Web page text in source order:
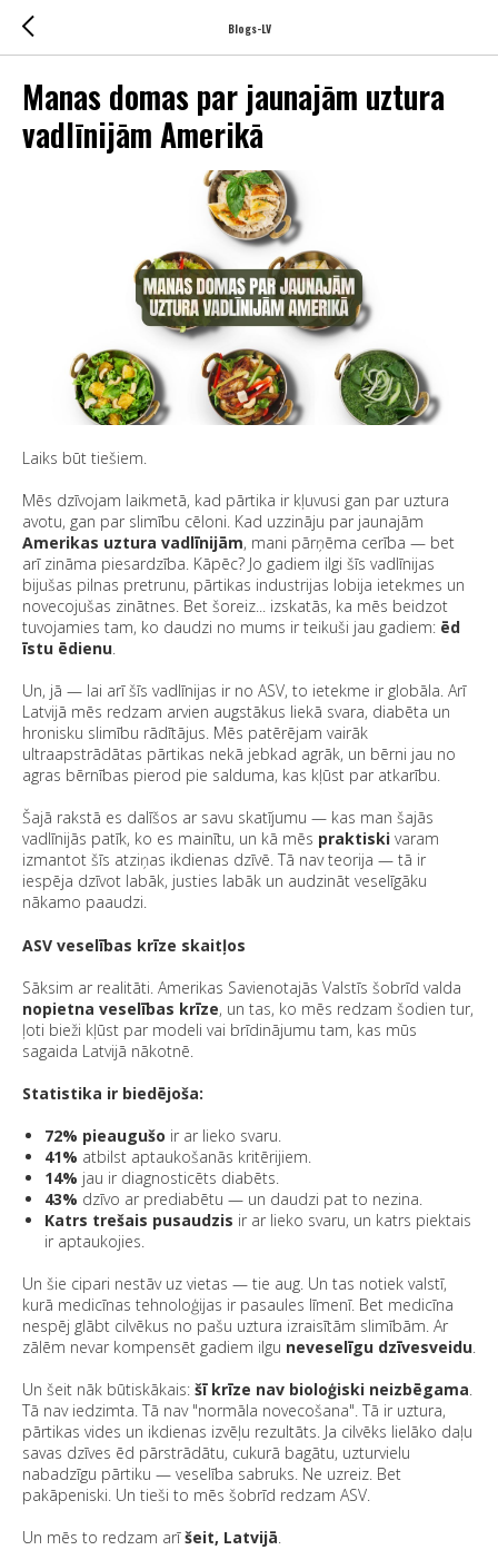
Blogs-LV
Manas domas par jaunajām uztura
vadlīnijām Amerikā
Laiks būt tiešiem.
Mēs dzīvojam laikmetā, kad pārtika ir kļuvusi gan par uztura
avotu, gan par slimību cēloni. Kad uzzināju par jaunajām
Amerikas uztura vadlīnijām, mani pārņēma cerība — bet
arī zināma piesardzība. Kāpēc? Jo gadiem ilgi šīs vadlīnijas
bijušas pilnas pretrunu, pārtikas industrijas lobija ietekmes un
novecojušas zinātnes. Bet šoreiz... izskatās, ka mēs beidzot
tuvojamies tam, ko daudzi no mums ir teikuši jau gadiem: ēd
īstu ēdienu.
Un, jā — lai arī šīs vadlīnijas ir no ASV, to ietekme ir globāla. Arī
Latvijā mēs redzam arvien augstākus liekā svara, diabēta un
hronisku slimību rādītājus. Mēs patērējam vairāk
ultraapstrādātas pārtikas nekā jebkad agrāk, un bērni jau no
agras bērnības pierod pie salduma, kas kļūst par atkarību.
Šajā rakstā es dalīšos ar savu skatījumu — kas man šajās
vadlīnijās patīk, ko es mainītu, un kā mēs praktiski varam
izmantot šīs atziņas ikdienas dzīvē. Tā nav teorija — tā ir
iespēja dzīvot labāk, justies labāk un audzināt veselīgāku
nākamo paaudzi.
ASV veselības krīze skaitļos
Sāksim ar realitāti. Amerikas Savienotajās Valstīs šobrīd valda
nopietna veselības krīze, un tas, ko mēs redzam šodien tur,
ļoti bieži kļūst par modeli vai brīdinājumu tam, kas mūs
sagaida Latvijā nākotnē.
Statistika ir biedējoša:
72% pieaugušo ir ar lieko svaru.
41% atbilst aptaukošanās kritērijiem.
14% jau ir diagnosticēts diabēts.
43% dzīvo ar prediabētu — un daudzi pat to nezina.
Katrs trešais pusaudzis ir ar lieko svaru, un katrs piektais
ir aptaukojies.
Un šie cipari nestāv uz vietas — tie aug. Un tas notiek valstī,
kurā medicīnas tehnoloģijas ir pasaules līmenī. Bet medicīna
nespēj glābt cilvēkus no pašu uztura izraisītām slimībām. Ar
zālēm nevar kompensēt gadiem ilgu neveselīgu dzīvesveidu.
Un šeit nāk būtiskākais: šī krīze nav bioloģiski neizbēgama.
Tā nav iedzimta. Tā nav "normāla novecošana". Tā ir uztura,
pārtikas vides un ikdienas izvēļu rezultāts. Ja cilvēks lielāko daļu
savas dzīves ēd pārstrādātu, cukurā bagātu, uzturvielu
nabadzīgu pārtiku — veselība sabruks. Ne uzreiz. Bet
pakāpeniski. Un tieši to mēs šobrīd redzam ASV.
Un mēs to redzam arīšeit, Latvijā.